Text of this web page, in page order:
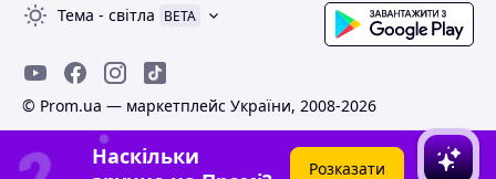
Тема - світла BETA
© Prom.ua — маркетплейс України, 2008-2026
Наскільки
Розказати